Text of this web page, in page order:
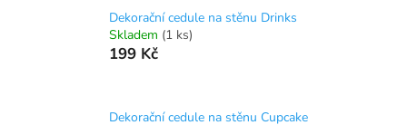
Dekorační cedule na stěnu Drinks
Skladem (1 ks)
199 Kč
Dekorační cedule na stěnu Cupcake